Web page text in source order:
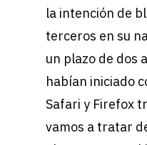
la intención de
terceros en su
un plazo de dos
habían iniciado
Safari y Firefox
vamos a tratar